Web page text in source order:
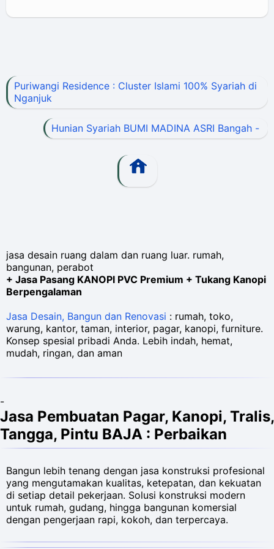
Puriwangi Residence : Cluster Islami 100% Syariah di
Nganjuk
Hunian Syariah BUMI MADINA ASRI Bangah -
jasa desain ruang dalam dan ruang luar. rumah,
bangunan, perabot
+ Jasa Pasang KANOPI PVC Premium + Tukang Kanopi
Berpengalaman
Jasa Desain, Bangun dan Renovasi : rumah, toko,
warung, kantor, taman, interior, pagar, kanopi, furniture.
Konsep spesial pribadi Anda. Lebih indah, hemat,
mudah, ringan, dan aman
-
Jasa Pembuatan Pagar, Kanopi, Tralis,
Tangga, Pintu BAJA : Perbaikan
Bangun lebih tenang dengan jasa konstruksi profesional
yang mengutamakan kualitas, ketepatan, dan kekuatan
di setiap detail pekerjaan. Solusi konstruksi modern
untuk rumah, gudang, hingga bangunan komersial
dengan pengerjaan rapi, kokoh, dan terpercaya.